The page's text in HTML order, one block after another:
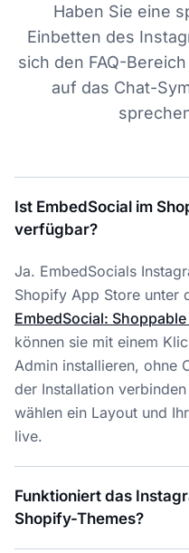
Haben Sie eine
Einbetten des
sich den FAQ-
auf das Chat-
Ist EmbedSocial im
verfügbar?
Ja. EmbedSocials
Shopify App Store unter
EmbedSocial: Shoppable
können sie mit einem
Admin installieren, ohne
der Installation
wählen ein Layout und
live.
Funktioniert das
Shopify-Themes?